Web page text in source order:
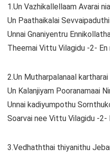
1.Un Vazhikallellaam Avarai
Un Paathaikalai
Unnai Gnaniyentru
Theemai Vittu Vilagidu -2- En
2.Un Mutharpalanaal kartharai
Un Kalanjiyam Pooranamaai
Unnai kadiyumpothu
Soarvai nee Vittu Vilagidu -2-
3.Vedhaththai thiyanithu